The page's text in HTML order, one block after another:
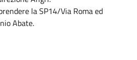
la SP14/Via Roma ed
Abate.